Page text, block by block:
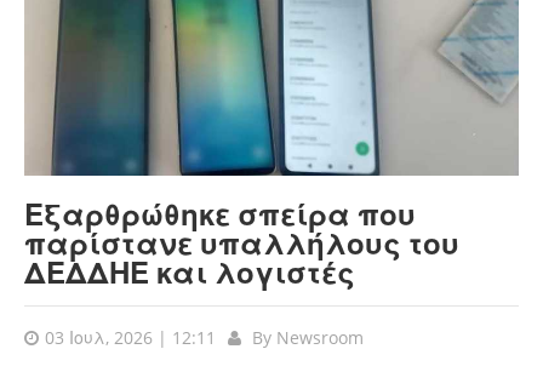
Εξαρθρώθηκε σπείρα που
παρίστανε υπαλλήλους του
ΔΕΔΔΗΕ και λογιστές
03 Ιουλ, 2026 | 12:11 By Newsroom